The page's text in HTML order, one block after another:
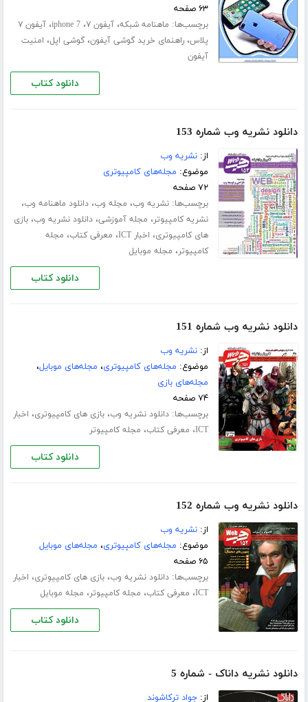
۶۳ صفحه
برچسب‌ها: ماهنامه شبکه،آیفون ۷ ،iphone 7،
آیفون ۷
پلاس،راهنمای خرید گوشی آیفون،گوشی اپل، امنیت
آیفون
دانلود کتاب
دانلود نشریه وب شماره 153
از:نشریه وب
موضوع: مجله‌های کامپیوتری
۷۲ صفحه
برچسب‌ها:نشریه وب، مجله وب،دانلود ماهنامه وب،
نشریه کامپیوتر، مجله آموزشی،دانلود نشریه وب،بازی
های کامپیوتری، اخبار ICT ، معرفی کتاب، مجله
کامپیوتر، مجله موبایل
دانلود کتاب
دانلود نشریه وب شماره 151
از:نشریه وب
موضوع: مجله‌های کامپیوتری، مجله‌های موبایل،
مجله‌های بازی
۷۴ صفحه
برچسب‌ها:دانلود نشریه وب،بازی های کامپیوتری، اخبار
ICT، معرفی کتاب، مجله کامپیوتر
دانلود کتاب
دانلود نشریه وب شماره 152
از:نشریه وب
موضوع: مجله‌های کامپیوتری، مجله‌های موبایل
۶۵ صفحه
برچسب‌ها:دانلود نشریه وب،بازی های کامپیوتری، اخبار
ICT، معرفی کتاب، مجله کامپیوتر، مجله موبایل
دانلود کتاب
دانلود نشریه داناک - شماره 5
از:جواد ترکاشوند